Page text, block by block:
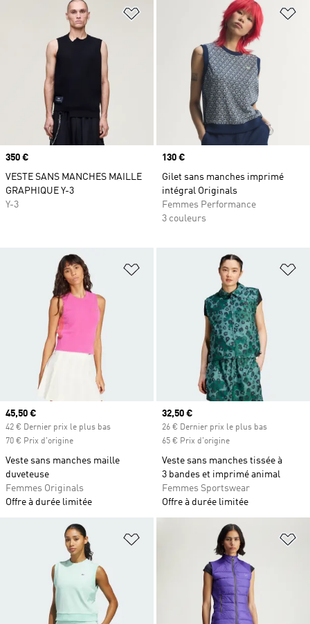
Ajouter à la Liste de produits
Prix
350 €
VESTE SANS MANCHES MAILLE
GRAPHIQUE Y-3
Y-3
Prix
130 €
Gilet sans manches imprimé
intégral Originals
Femmes Performance
3 couleurs
Ajouter à la Liste de produits
Prix actuel
45,50 €
42 € Dernier prix le plus bas
70 € Prix d'origine
Veste sans manches maille
duveteuse
Femmes Originals
Offre à durée limitée
Prix actuel
32,50 €
26 € Dernier prix le plus bas
65 € Prix d'origine
Veste sans manches tissée à
3 bandes et imprimé animal
Femmes Sportswear
Offre à durée limitée
Ajouter à la Liste de produits